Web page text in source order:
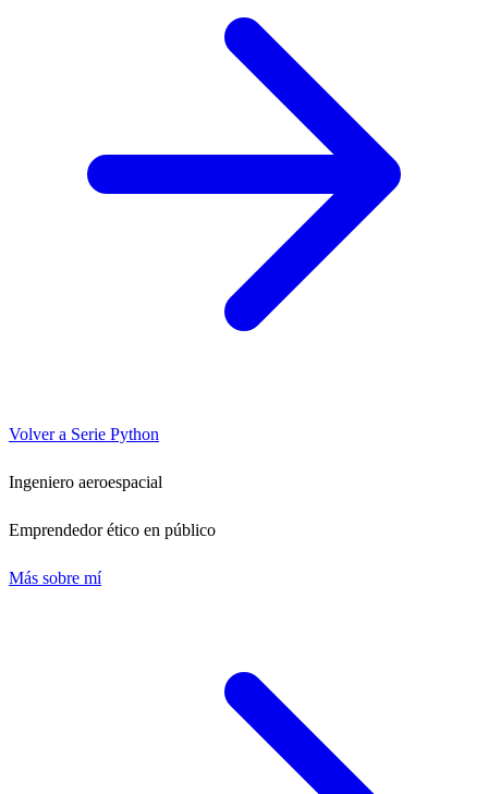
Volver a Serie Python
Ingeniero aeroespacial
Emprendedor ético en público
Más sobre mí